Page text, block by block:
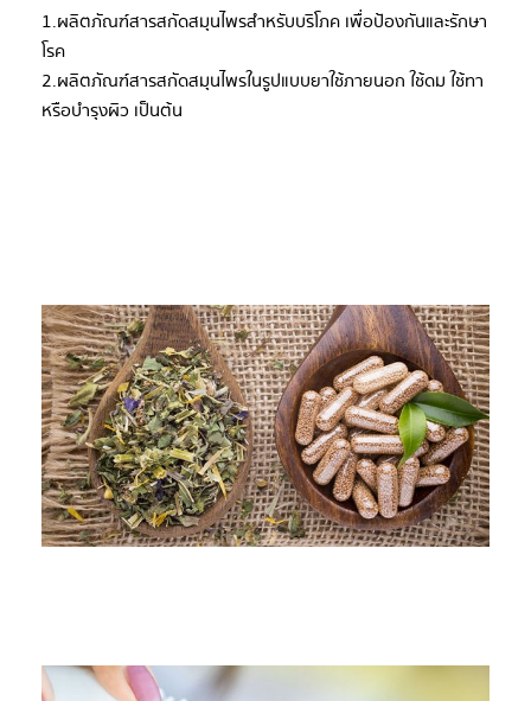
1.ผลิตภัณฑ์สารสกัดสมุนไพรสำหรับบริโภค เพื่อป้องกันและรักษา
โรค
2.ผลิตภัณฑ์สารสกัดสมุนไพรในรูปแบบยาใช้ภายนอก ใช้ดม ใช้ทา
หรือบำรุงผิว เป็นต้น